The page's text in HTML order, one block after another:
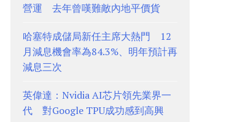
營運 去年曾嘆難敵內地平價貨
哈塞特成儲局新任主席大熱門 12
月減息機會率為84.3%、明年預計再
減息三次
英偉達：Nvidia AI芯片領先業界一
代 對Google TPU成功感到高興